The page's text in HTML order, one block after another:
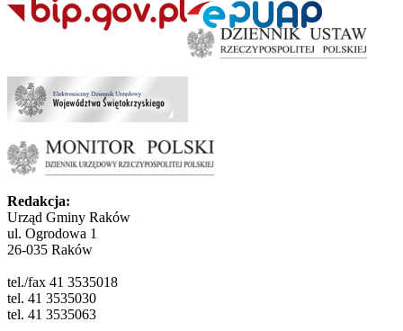
Redakcja:
Urząd Gminy Raków
ul. Ogrodowa 1
26-035 Raków
tel./fax 41 3535018
tel. 41 3535030
tel. 41 3535063